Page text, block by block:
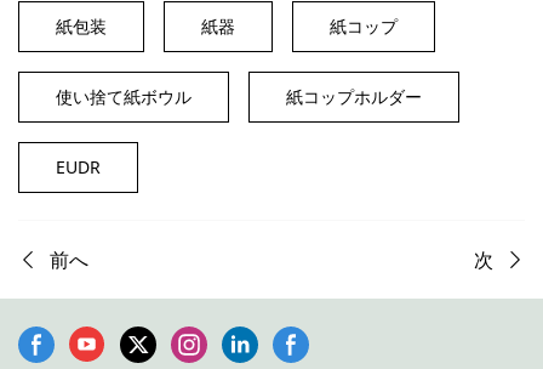
紙包装 紙器 紙コップ
使い捨て紙ボウル 紙コップホルダー
EUDR
前へ 次